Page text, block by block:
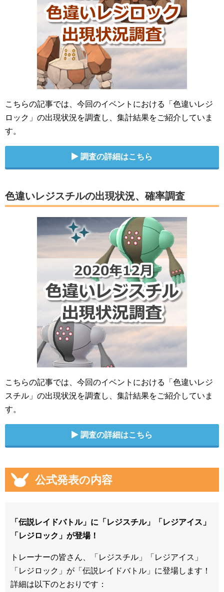
こちらの記事では、今回のイベントにおける「色違いレジ
ロック」の出現状況を調査し、集計結果をご紹介していま
す。
調査の詳細はこちら
色違いレジスチルの出現状況、確率調査
こちらの記事では、今回のイベントにおける「色違いレジ
スチル」の出現状況を調査し、集計結果をご紹介していま
す。
調査の詳細はこちら
公式発表の内容
「伝説レイドバトル」に「レジスチル」「レジアイス」
「レジロック」が登場！
トレーナーの皆さん、「レジスチル」「レジアイス」
「レジロック」が「伝説レイドバトル」に登場します！
詳細は以下のとおりです：